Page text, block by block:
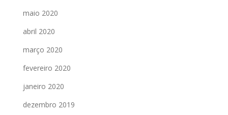
maio 2020
abril 2020
março 2020
fevereiro 2020
janeiro 2020
dezembro 2019